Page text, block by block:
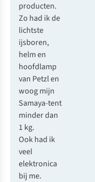
producten.
Zo had ik de
lichtste
ijsboren,
helm en
hoofdlamp
van Petzlen
woog mijn
Samaya-tent
minder dan
1 kg.
Ook had ik
veel
elektronica
bij me.